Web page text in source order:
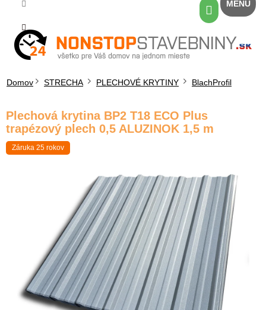
obsah
Nákupný
košík
Domov STRECHA PLECHOVÉ KRYTINY BlachProfil
Plechová krytina BP2 T18 ECO Plus
trapézový plech 0,5 ALUZINOK 1,5 m
Záruka 25 rokov